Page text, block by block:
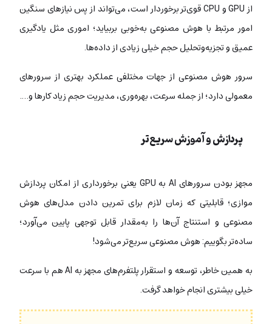
از GPU و CPU قوی‌تر برخوردار است، می‌تواند از پس نیازهای سنگین
امور مرتبط با هوش مصنوعی به‌خوبی بربیاید؛ اموری مثل یادگیری
عمیق و تجزیه‌وتحلیل حجم خیلی زیادی از داده‌ها.
سرور هوش مصنوعی از جهات مختلفی عملکرد بهتری از سرورهای
معمولی دارد؛ از جمله سرعت، بهره‌وری، مدیریت حجم زیاد کارها و….
پردازش و آموزش سریع‌تر
مجهز بودن سرورهای AI به GPU یعنی برخورداری از امکان پردازش
موازی؛ قابلیتی که زمان لازم برای تمرین دادن مدل‌های هوش
مصنوعی و استنتاج آن‌ها را به‌مقدار قابل توجهی پایین می‌آورد؛
ساده‌تر بگوییم: هوش مصنوعی سریع‌تر می‌شود!
به همین خاطر، توسعه و استقرار پلتفرم‌های مجهز به AI هم با سرعت
خیلی بیشتری انجام خواهد گرفت.